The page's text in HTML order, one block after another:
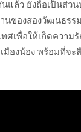
ล้ว ยังถือเป็นส่วน
นของสองวัฒนธรร
ศเพื่อให้เกิดความ
มืองน้อง พร้อมที่จ